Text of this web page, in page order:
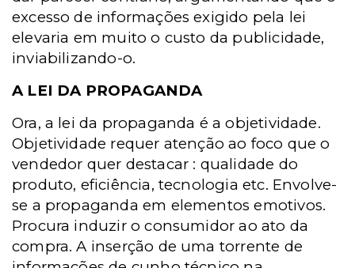
excesso de informações exigido pela lei
elevaria em muito o custo da publicidade,
inviabilizando-o.
A LEI DA PROPAGANDA
Ora, a lei da propaganda é a objetividade.
Objetividade requer atenção ao foco que o
vendedor quer destacar : qualidade do
produto, eficiência, tecnologia etc. Envolve-
se a propaganda em elementos emotivos.
Procura induzir o consumidor ao ato da
compra. A inserção de uma torrente de